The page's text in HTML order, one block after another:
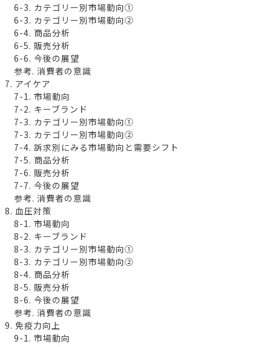
6-3. カテゴリー別市場動向①
6-3. カテゴリー別市場動向②
6-4. 商品分析
6-5. 販売分析
6-6. 今後の展望
参考. 消費者の意識
7. アイケア
7-1. 市場動向
7-2. キーブランド
7-3. カテゴリー別市場動向①
7-3. カテゴリー別市場動向②
7-4. 訴求別にみる市場動向と需要シフト
7-5. 商品分析
7-6. 販売分析
7-7. 今後の展望
参考. 消費者の意識
8. 血圧対策
8-1. 市場動向
8-2. キーブランド
8-3. カテゴリー別市場動向①
8-3. カテゴリー別市場動向②
8-4. 商品分析
8-5. 販売分析
8-6. 今後の展望
参考. 消費者の意識
9. 免疫力向上
9-1. 市場動向